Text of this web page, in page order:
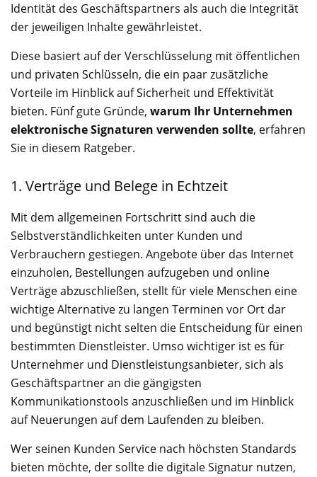
Identität des Geschäftspartners als auch die Integrität
der jeweiligen Inhalte gewährleistet.
Diese basiert auf der Verschlüsselung mit öffentlichen
und privaten Schlüsseln, die ein paar zusätzliche
Vorteile im Hinblick auf Sicherheit und Effektivität
bieten. Fünf gute Gründe, warum Ihr Unternehmen
elektronische Signaturen verwenden sollte, erfahren
Sie in diesem Ratgeber.
1. Verträge und Belege in Echtzeit
Mit dem allgemeinen Fortschritt sind auch die
Selbstverständlichkeiten unter Kunden und
Verbrauchern gestiegen. Angebote über das Internet
einzuholen, Bestellungen aufzugeben und online
Verträge abzuschließen, stellt für viele Menschen eine
wichtige Alternative zu langen Terminen vor Ort dar
und begünstigt nicht selten die Entscheidung für einen
bestimmten Dienstleister. Umso wichtiger ist es für
Unternehmer und Dienstleistungsanbieter, sich als
Geschäftspartner an die gängigsten
Kommunikationstools anzuschließen und im Hinblick
auf Neuerungen auf dem Laufenden zu bleiben.
Wer seinen Kunden Service nach höchsten Standards
bieten möchte, der sollte die digitale Signatur nutzen,